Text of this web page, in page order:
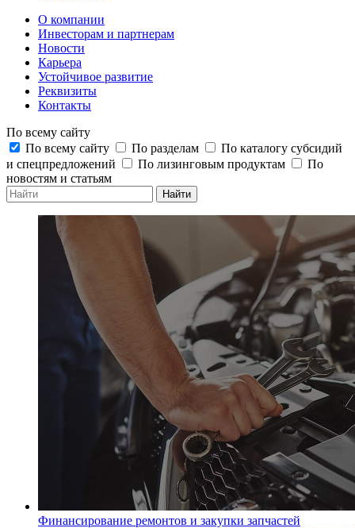
О компании
Инвесторам и партнерам
Новости
Карьера
Устойчивое развитие
Реквизиты
Контакты
По всему сайту
По всему сайту
По разделам
По каталогу субсидий
и спецпредложений
По лизинговым продуктам
По
новостям и статьям
Найти
Финансирование ремонтов и закупки запчастей